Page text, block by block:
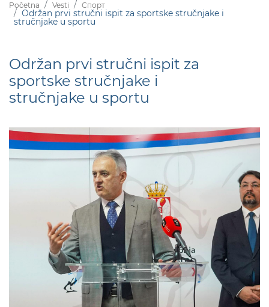
Početna Vesti Спорт
Održan prvi stručni ispit za sportske stručnjake i
stručnjake u sportu
Održan prvi stručni ispit za
sportske stručnjake i
stručnjake u sportu